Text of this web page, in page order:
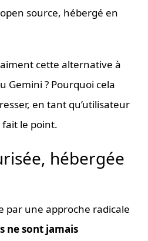
source, hébergé en
cette alternative à
Gemini ? Pourquoi cela
en tant qu’utilisateur
fait le point.
hébergée
par une approche radicale
ne sont jamais